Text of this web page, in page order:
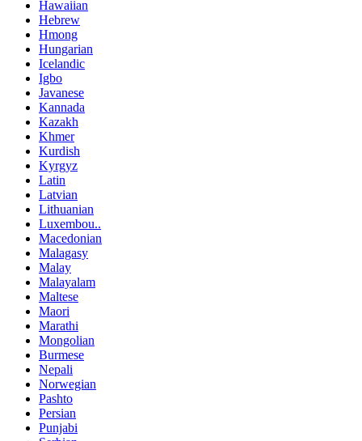
Hawaiian
Hebrew
Hmong
Hungarian
Icelandic
Igbo
Javanese
Kannada
Kazakh
Khmer
Kurdish
Kyrgyz
Latin
Latvian
Lithuanian
Luxembou..
Macedonian
Malagasy
Malay
Malayalam
Maltese
Maori
Marathi
Mongolian
Burmese
Nepali
Norwegian
Pashto
Persian
Punjabi